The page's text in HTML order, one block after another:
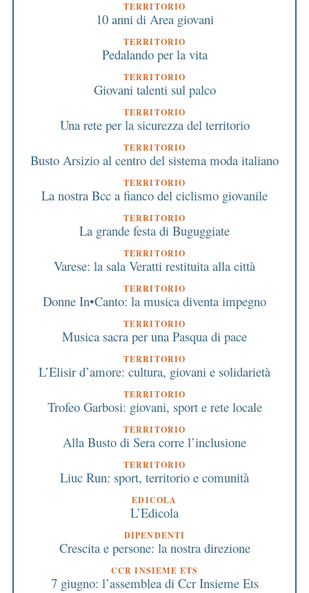
TERRITORIO
10 anni di Area giovani
TERRITORIO
Pedalando per la vita
TERRITORIO
Giovani talenti sul palco
TERRITORIO
Una rete per la sicurezza del territorio
TERRITORIO
Busto Arsizio al centro del sistema moda italiano
TERRITORIO
La nostra Bcc a fianco del ciclismo giovanile
TERRITORIO
La grande festa di Buguggiate
TERRITORIO
Varese: la sala Veratti restituita alla città
TERRITORIO
Donne In•Canto: la musica diventa impegno
TERRITORIO
Musica sacra per una Pasqua di pace
TERRITORIO
L’Elisir d’amore: cultura, giovani e solidarietà
TERRITORIO
Trofeo Garbosi: giovani, sport e rete locale
TERRITORIO
Alla Busto di Sera corre l’inclusione
TERRITORIO
Liuc Run: sport, territorio e comunità
EDICOLA
L’Edicola
DIPENDENTI
Crescita e persone: la nostra direzione
CCR INSIEME ETS
7 giugno: l’assemblea di Ccr Insieme Ets